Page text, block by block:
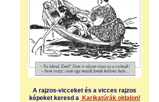
A rajzos-vicceket és a vicces rajzos
képeket keresd a
Karikatúrák oldalon!